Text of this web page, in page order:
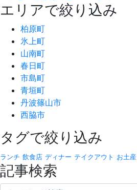
エリアで絞り込み
柏原町
氷上町
山南町
春日町
市島町
青垣町
丹波篠山市
西脇市
タグで絞り込み
ランチ 飲食店 ディナー テイクアウト お土産
記事検索